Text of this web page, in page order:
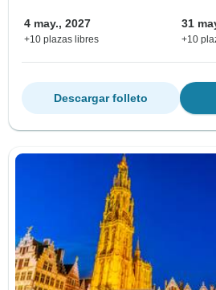
4 may., 2027
+10 plazas libres
31
+10
Descargar folleto